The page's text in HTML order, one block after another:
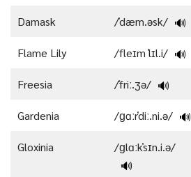
Damask /ˈdæm.əsk/ 🔊
Flame Lily /fleɪm ˈlɪl.i/ 🔊
Freesia /ˈfriː.ʒə/ 🔊
Gardenia /ɡɑːrˈdiː.ni.ə/ 🔊
Gloxinia
/ɡlɑːkˈsɪn.i.ə/
🔊